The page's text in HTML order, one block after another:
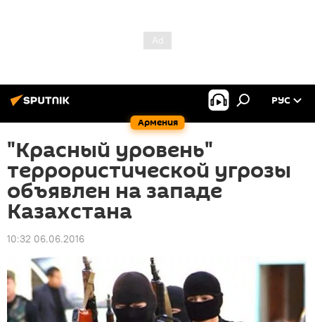
Армения
РУС
"Красный уровень"
террористической угрозы
объявлен на западе
Казахстана
10:32 06.06.2016